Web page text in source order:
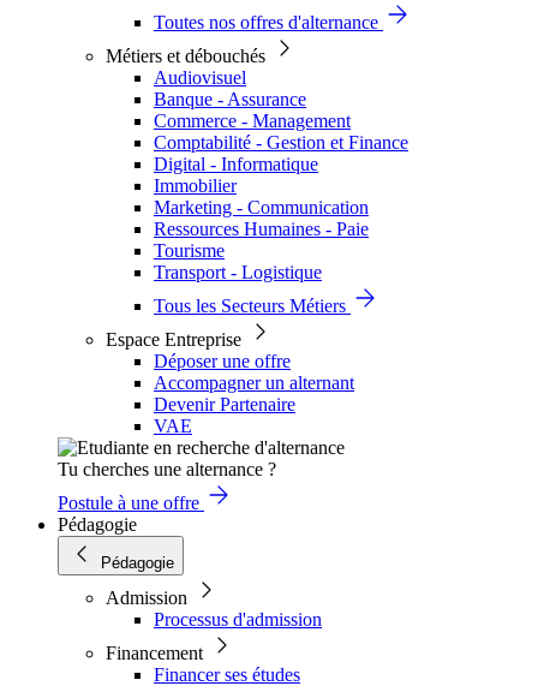
Toutes nos offres d'alternance
Métiers et débouchés
Audiovisuel
Banque - Assurance
Commerce - Management
Comptabilité - Gestion et Finance
Digital - Informatique
Immobilier
Marketing - Communication
Ressources Humaines - Paie
Tourisme
Transport - Logistique
Tous les Secteurs Métiers
Espace Entreprise
Déposer une offre
Accompagner un alternant
Devenir Partenaire
VAE
Tu cherches une alternance ?
Postule à une offre
Pédagogie
Pédagogie
Admission
Processus d'admission
Financement
Financer ses études